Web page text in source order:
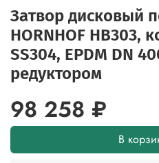
Затвор дисковый
HORNHOF HB303,
SS304, EPDM DN
редуктором
98 258 ₽
В